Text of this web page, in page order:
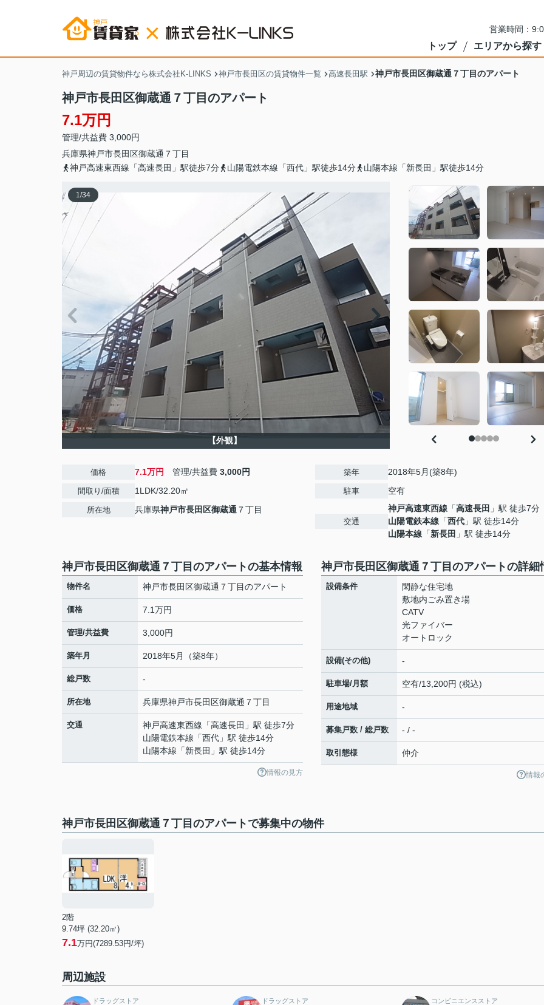
営業時間：
トップ エリアから探す
神戸周辺の賃貸物件なら株式会社K-LINKS 神戸市長田区の賃貸物件一覧 高速長田駅 神戸市長田区御蔵通７丁目のアパート
神戸市長田区御蔵通７丁目のアパート
7.1万円
管理/共益費 3,000円
兵庫県神戸市長田区御蔵通 ７丁目
神戸高速東西線「高速長田」駅徒歩7分
山陽電鉄本線「西代」駅徒歩14分 山陽本線「新長田」駅徒歩14分
1/34
【外観】
価格 7.1万円 管理/共益費 3,000円
間取り/面積 1LDK/32.20㎡
所在地 兵庫県神戸市長田区御蔵通 ７丁目
築年 2018年5月(築8年)
駐車 空有
交通
神戸高速東西線 「高速長田 」駅 徒歩7分
山陽電鉄本線 「西代 」駅 徒歩14分
山陽本線 「新長田 」駅 徒歩14分
神戸市長田区御蔵通７丁目のアパートの基本情報
物件名 神戸市長田区御蔵通７丁目のアパート
価格 7.1万円
管理/共益費 3,000円
築年月 2018年5月（築8年）
総戸数 -
所在地 兵庫県神戸市長田区御蔵通 ７丁目
交通 神戸高速東西線 「高速長田 」駅 徒歩7分
山陽電鉄本線 「西代 」駅 徒歩14分
山陽本線 「新長田 」駅 徒歩14分
情報の見方
神戸市長田区御蔵通７丁目のアパートの詳細
設備条件
閑静な住宅地
敷地内ごみ置き場
CATV
光ファイバー
オートロック
設備(その他) -
駐車場/月額 空有/13,200円 (税込)
用途地域 -
募集戸数 / 総戸数 - / -
取引態様 仲介
情報
神戸市長田区御蔵通７丁目のアパートで募集中の物件
2階
9.74坪 (32.20㎡)
7.1万円(7289.53円/坪)
周辺施設
ドラッグストア ドラッグストア コンビニエンスストア